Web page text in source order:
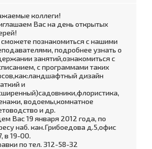
коллеги!
Вас на день открытых
познакомиться с нашими
подробнее узнать о
занятий,ознакомиться с
с программами таких
дизайн
и
водоемы,комнатное
и др.
Вас 19 января 2012 года, по
наб. кан.Грибоедова д.5,офис
в 19-00.
по тел. 312-58-32